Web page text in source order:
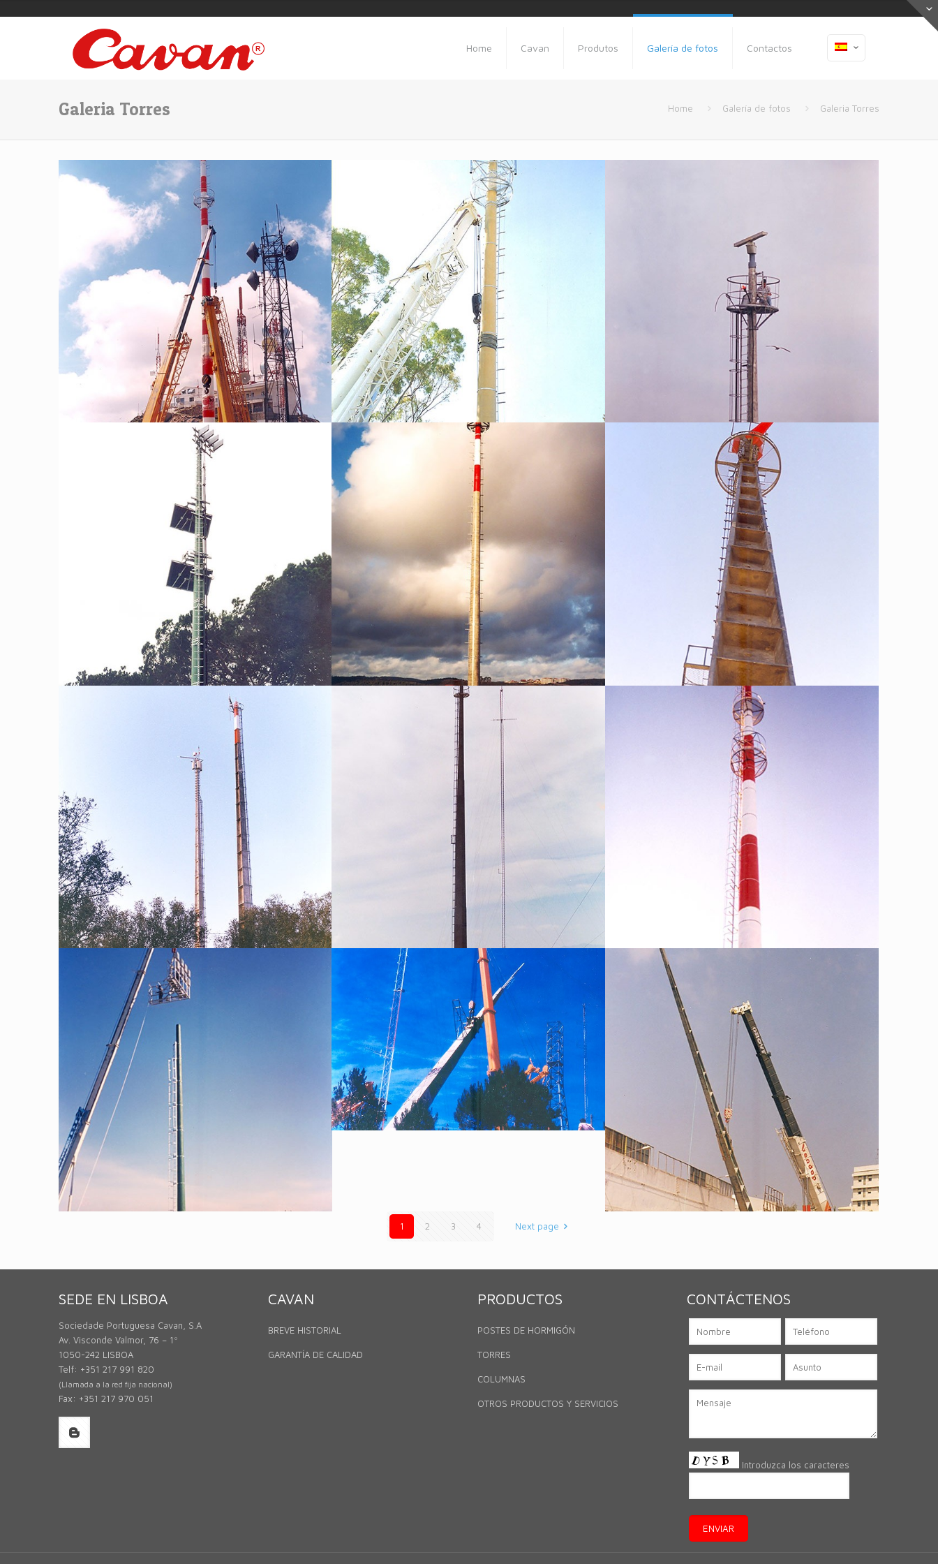
Home Cavan Produtos Galería de fotos Contactos
Galeria Torres Home Galería de fotos Galeria Torres
1 2 3 4 Next page
SEDE EN LISBOA
Sociedade Portuguesa Cavan, S.A
Av. Visconde Valmor, 76 – 1º
1050-242 LISBOA
Telf: +351 217 991 820
(Llamada a la red fija nacional)
Fax: +351 217 970 051
CAVAN
BREVE HISTORIAL
GARANTÍA DE CALIDAD
PRODUCTOS
POSTES DE HORMIGÓN
TORRES
COLUMNAS
OTROS PRODUCTOS Y SERVICIOS
CONTÁCTENOS
Introduzca los caracteres